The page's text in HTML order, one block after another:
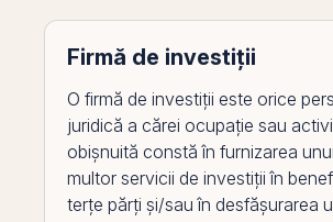
Firmă de investiții
O firmă de investiții este orice
juridică a cărei ocupație sau
obișnuită constă în furnizarea
multor servicii de investiții în
terțe părți și/sau în desfășurarea